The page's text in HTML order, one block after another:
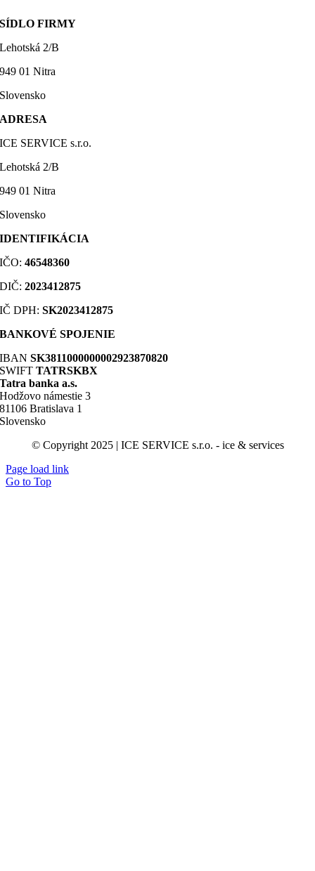
SÍDLO FIRMY
Lehotská 2/B
949 01 Nitra
Slovensko
ADRESA
ICE SERVICE s.r.o.
Lehotská 2/B
949 01 Nitra
Slovensko
IDENTIFIKÁCIA
IČO:46548360
DIČ:2023412875
IČ DPH:SK2023412875
BANKOVÉ SPOJENIE
IBANSK3811000000002923870820
SWIFT TATRSKBX
Tatra banka a.s.
Hodžovo námestie 3
81106 Bratislava 1
Slovensko
© Copyright 2025 | ICE SERVICE s.r.o. - ice & services
Page load link
Go to Top